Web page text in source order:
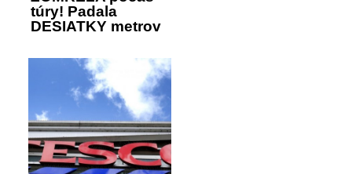
túry! Padala
DESIATKY metrov